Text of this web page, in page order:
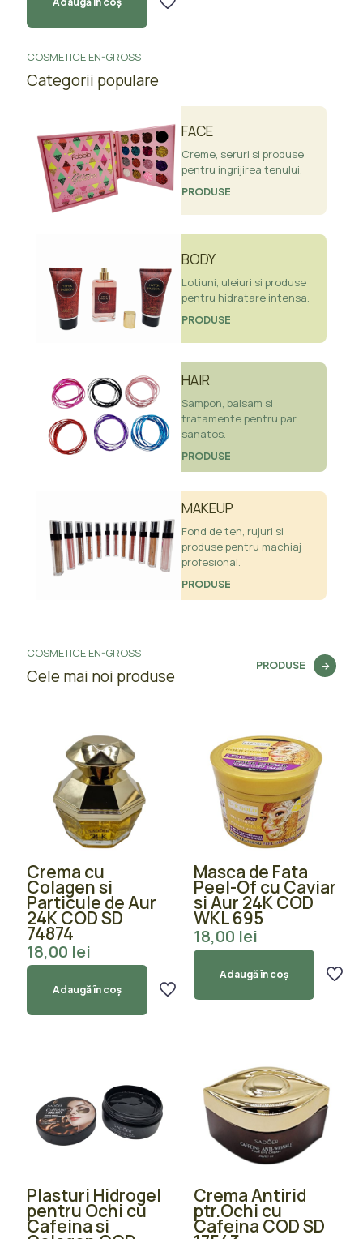
COSMETICE EN-GROSS
Categorii populare
FACE
Creme, seruri si produse
pentru ingrijirea tenului.
PRODUSE
BODY
Lotiuni, uleiuri si produse
pentru hidratare intensa.
PRODUSE
HAIR
Sampon, balsam si
tratamente pentru par
sanatos.
PRODUSE
MAKEUP
Fond de ten, rujuri si
produse pentru machiaj
profesional.
PRODUSE
COSMETICE EN-GROSS
Cele mai noi produse
PRODUSE
Crema cu
Colagen si
Particule de Aur
24K COD SD
74874
18,00 lei
Adaugă în coș
Masca de Fata
Peel-Of cu Caviar
si Aur 24K COD
WKL 695
18,00 lei
Adaugă în coș
Plasturi Hidrogel
pentru Ochi cu
Cafeina si
Crema Antirid
ptr.Ochi cu
Cafeina COD SD